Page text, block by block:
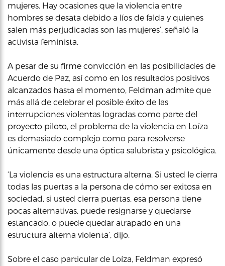
mujeres. Hay ocasiones que la violencia entre
hombres se desata debido a líos de falda y quienes
salen más perjudicadas son las mujeres’, señaló la
activista feminista.
A pesar de su firme convicción en las posibilidades de
Acuerdo de Paz, así como en los resultados positivos
alcanzados hasta el momento, Feldman admite que
más allá de celebrar el posible éxito de las
interrupciones violentas logradas como parte del
proyecto piloto, el problema de la violencia en Loíza
es demasiado complejo como para resolverse
únicamente desde una óptica salubrista y psicológica.
‘La violencia es una estructura alterna. Si usted le cierra
todas las puertas a la persona de cómo ser exitosa en
sociedad, si usted cierra puertas, esa persona tiene
pocas alternativas, puede resignarse y quedarse
estancado, o puede quedar atrapado en una
estructura alterna violenta’, dijo.
Sobre el caso particular de Loíza, Feldman expresó